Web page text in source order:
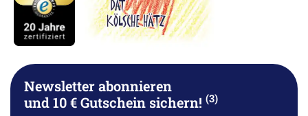
Newsletter abonnieren
und 10 € Gutschein sichern! (3)